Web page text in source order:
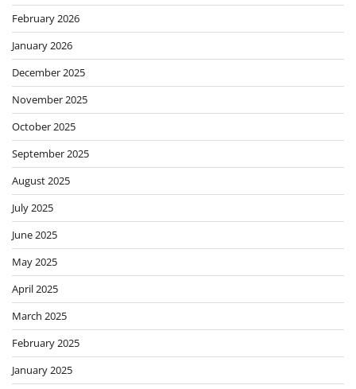
February 2026
January 2026
December 2025
November 2025
October 2025
September 2025
August 2025
July 2025
June 2025
May 2025
April 2025
March 2025
February 2025
January 2025